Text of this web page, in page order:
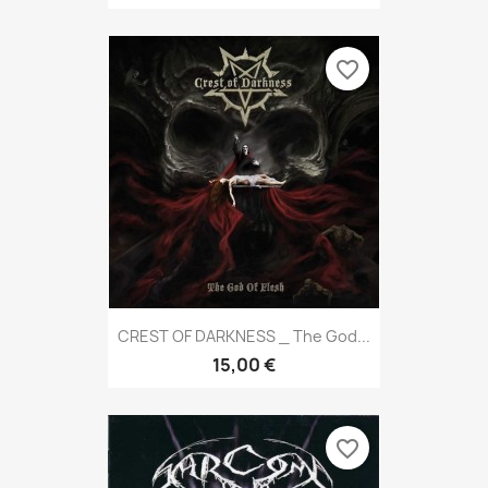
CREST OF DARKNESS _ The God...
15,00 €
favorite_border
favorite_border